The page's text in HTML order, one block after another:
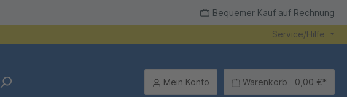
Bequemer Kauf auf Rechnung
Service/Hilfe
Mein Konto Warenkorb 0,00 €*